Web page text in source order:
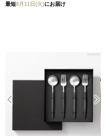
最短8月11日(火)にお届け